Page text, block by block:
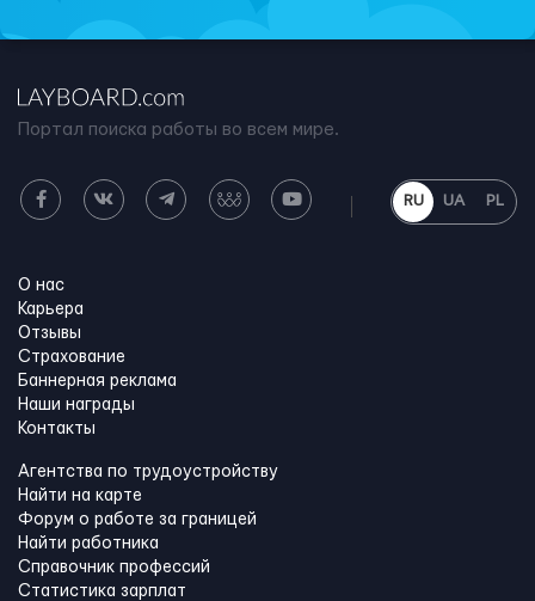
Портал поиска работы во всем мире.
RU UA PL
О нас
Карьера
Отзывы
Страхование
Баннерная реклама
Наши награды
Контакты
Агентства по трудоустройству
Найти на карте
Форум о работе за границей
Найти работника
Справочник профессий
Статистика зарплат